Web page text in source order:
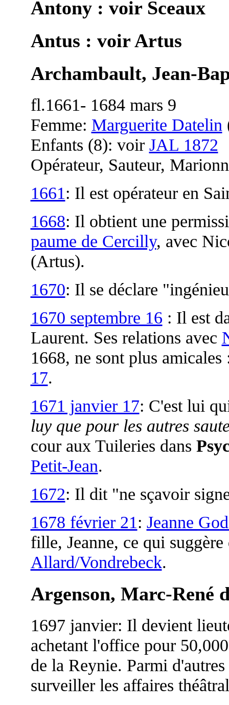
Antony : voir Sceaux
Antus : voir Artus
Archambault, Jean-
fl.1661- 1684 mars 9
Femme: Marguerite Datelin
Enfants (8): voir JAL 1872
Opérateur, Sauteur,
1661: Il est opérateur en
1668: Il obtient une
paume de Cercilly, avec
(Artus).
1670: Il se déclare
1670 septembre 16 : Il est
Laurent. Ses relations avec
1668, ne sont plus
17.
1671 janvier 17: C'est lui
luy que pour les autres
cour aux Tuileries dans
Petit-Jean.
1672: Il dit "ne sçavoir
1678 février 21: Jeanne
fille, Jeanne, ce qui
Allard/Vondrebeck.
Argenson, Marc-René
1697 janvier: Il devient
achetant l'office pour
de la Reynie. Parmi
surveiller les affaires